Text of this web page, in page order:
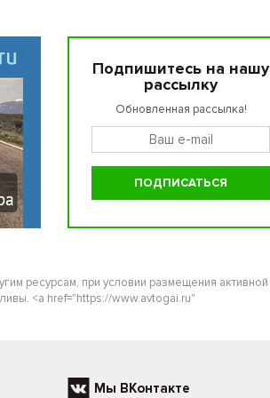
Подпишитесь на нашу
рассылку
Обновленная рассылка!
ресурсам, при условии размещения активной
<a href="https://www.avtogai.ru"
Мы ВКонтакте